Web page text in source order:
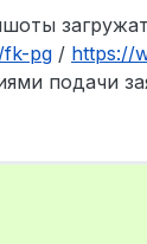
fk-pg / https://
подачи